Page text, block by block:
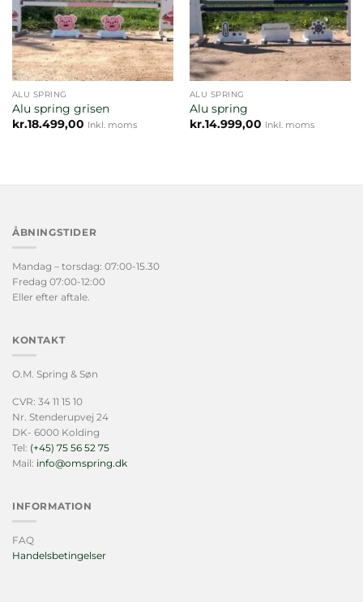
ALU SPRING
Alu spring grisen
kr.18.499,00 Inkl. moms
ALU SPRING
Alu spring
kr.14.999,00 Inkl. moms
ÅBNINGSTIDER
Mandag – torsdag: 07:00-15.30
Fredag 07:00-12:00
Eller efter aftale.
KONTAKT
O.M. Spring & Søn
CVR: 34 11 15 10
Nr. Stenderupvej 24
DK- 6000 Kolding
Tel: (+45) 75 56 52 75
Mail: info@omspring.dk
INFORMATION
FAQ
Handelsbetingelser